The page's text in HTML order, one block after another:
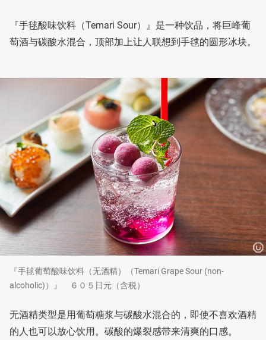
『手毬酸味饮料（Temari Sour）』是一种饮品，将巨峰葡
萄酒与碳酸水混合，顶部加上让人联想到手毬的圆形冰块。
『手毬葡萄酸味饮料（无酒精）（Temari Grape Sour (non-
alcoholic)）』 ６０５日元（含税）
无酒精类型是用葡萄糖浆与碳酸水混合的，即使不喜欢酒精
的人也可以放心饮用。碳酸的爆裂感带来清爽的口感。